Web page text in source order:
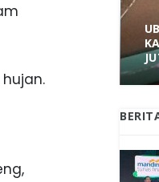
DAN
SARADAN